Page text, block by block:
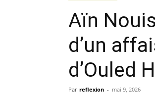
Aïn
d’un
d’Ouled
Par reflexion - mai 9, 2026